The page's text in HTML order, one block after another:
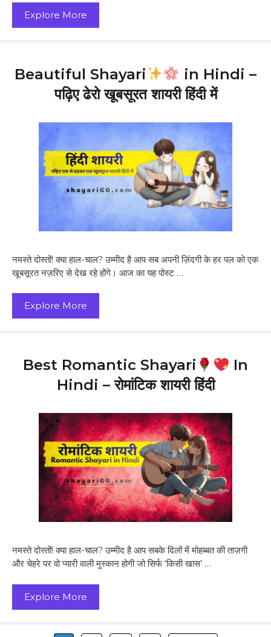
Explore More
Beautiful Shayari
in Hindi –
पढ़िए ढेरो खूबसूरत शायरी हिंदी में
नमस्ते दोस्तों! क्या हाल-चाल? उम्मीद है आप सब अपनी ज़िंदगी के हर पल को एक
खूबसूरत नज़रिए से देख रहे होंगे। आज का यह पोस्ट …
Explore More
Best Romantic Shayari
In
Hindi – रोमांटिक शायरी हिंदी
नमस्ते दोस्तों! क्या हाल-चाल? उम्मीद है आप सबके दिलों में मोहब्बत की ताज़गी
और चेहरे पर वो प्यारी वाली मुस्कान होगी जो सिर्फ ‘किसी खास’ …
Explore More